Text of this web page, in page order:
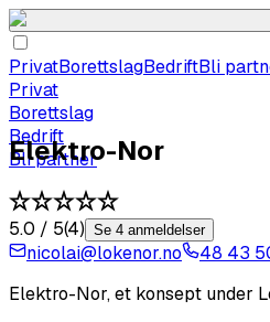
PrivatBorettslagBedriftBli
Privat
Borettslag
Bedrift
Bli partner
Elektro-Nor
5.0 / 5(4) Se 4 anmeldelser
nicolai@lokenor.no 48 43
Elektro-Nor, et konsept under